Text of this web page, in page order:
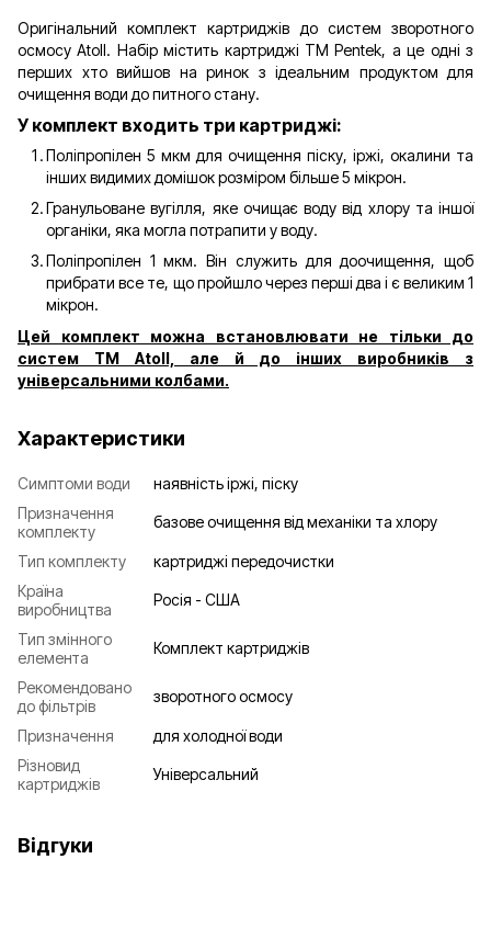
Оригінальний комплект картриджів до систем зворотного
осмосу Atoll. Набір містить картриджі ТМ Pentek, а це одні з
перших хто вийшов на ринок з ідеальним продуктом для
очищення води до питного стану.
У комплект входить три картриджі:
Поліпропілен 5 мкм для очищення піску, іржі, окалини та
інших видимих ​​домішок розміром більше 5 мікрон.
Гранульоване вугілля, яке очищає воду від хлору та іншої
органіки, яка могла потрапити у воду.
Поліпропілен 1 мкм. Він служить для доочищення, щоб
прибрати все те, що пройшло через перші два і є великим 1
мікрон.
Цей комплект можна встановлювати не тільки до
систем ТМ Atoll, але й до інших виробників з
універсальними колбами.
Характеристики
Симптоми води
наявність іржі, піску
Призначення
комплекту
базове очищення від механіки та хлору
Тип комплекту
картриджі передочистки
Країна
виробництва
Росія - США
Тип змінного
елемента
Комплект картриджів
Рекомендовано
до фільтрів
зворотного осмосу
Призначення
для холодної води
Різновид
картриджів
Універсальний
Відгуки